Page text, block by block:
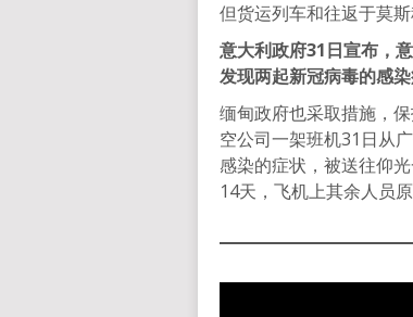
但货运列车和往返于莫
意大利政府31日宣布，
发现两起新冠病毒的感染
缅甸政府也采取措施，
空公司一架班机31日从
感染的症状，被送往仰
14天，飞机上其余人员